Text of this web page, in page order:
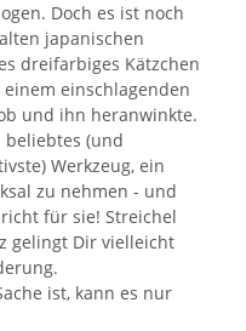
Doch es ist noch
japanischen
dreifarbiges Kätzchen
einschlagenden
und ihn heranwinkte.
beliebtes (und
Werkzeug, ein
zu nehmen - und
für sie! Streichel
gelingt Dir vielleicht
ist, kann es nur